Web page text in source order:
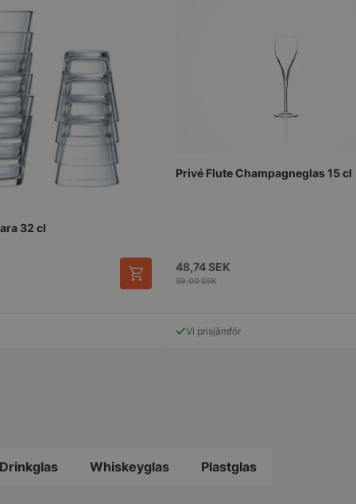
32 cl
Privé Flute Champagneglas 15 cl
48,74SEK
59,00SEK
Vi prisjämför
Drinkglas Whiskeyglas Plastglas